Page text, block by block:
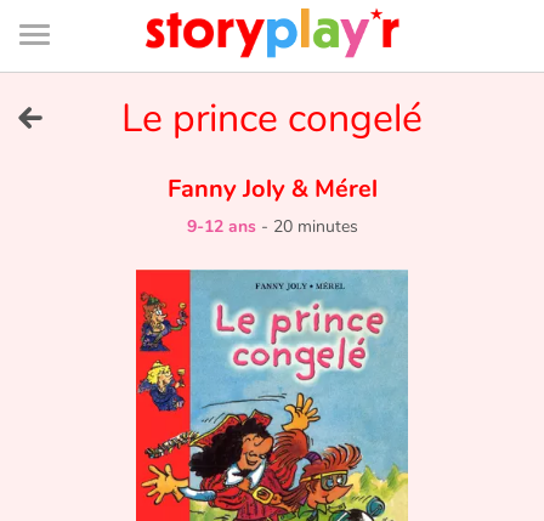
Connexion
Bibliothèque
de
page
Tester gratuitement
Bibliothèque
Contes d'ici et d'ailleurs
Le prince congelé
Fanny Joly&Mérel
9-12 ans- 20 minutes